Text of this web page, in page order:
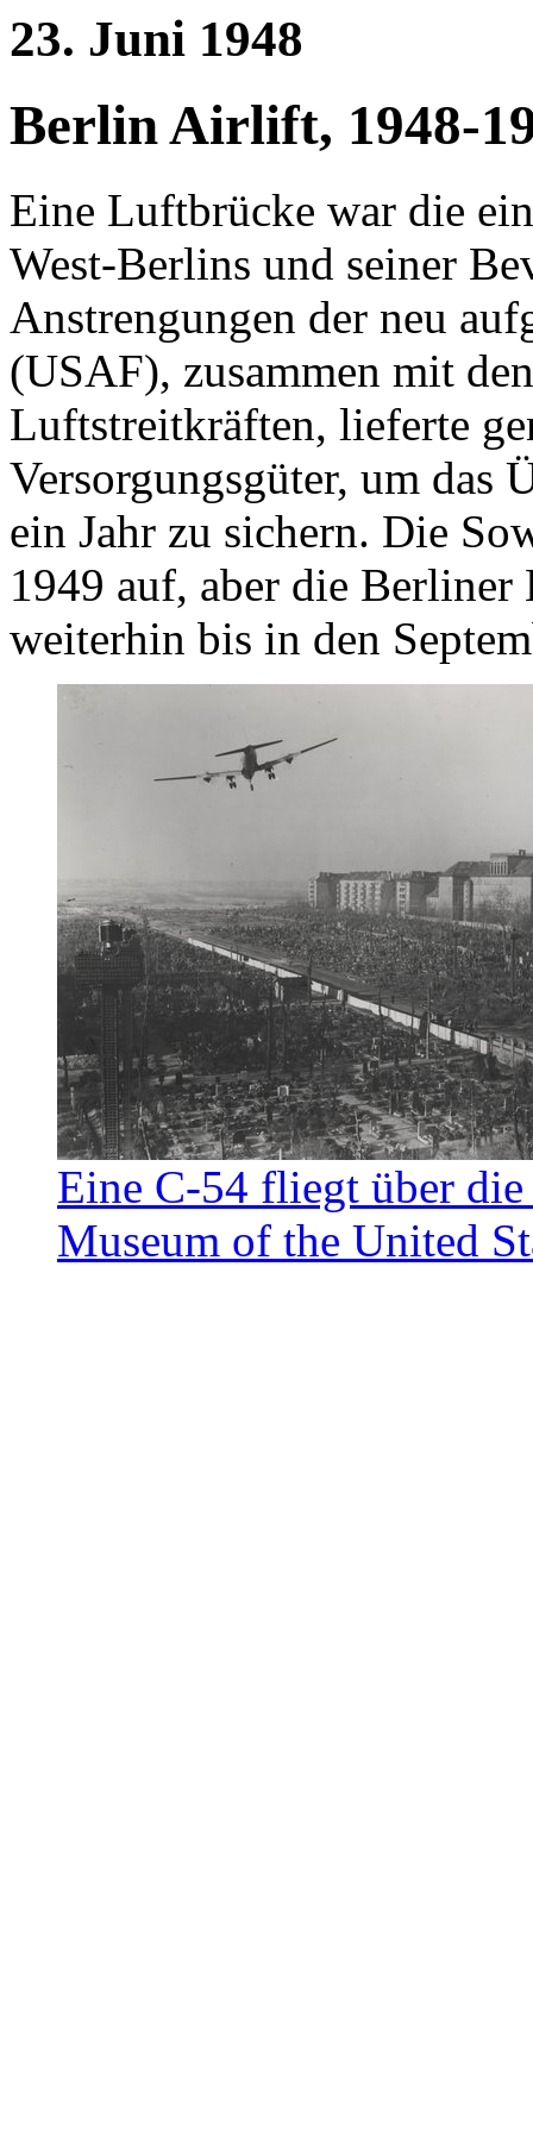
23. Juni 1948
Berlin Airlift, 1948-
Eine Luftbrücke war die
West-Berlins und seiner
Anstrengungen der neu
(USAF), zusammen mit
Luftstreitkräften, lieferte
Versorgungsgüter, um das
ein Jahr zu sichern. Die
1949 auf, aber die
weiterhin bis in den
Eine C-54 fliegt über
Museum of the United